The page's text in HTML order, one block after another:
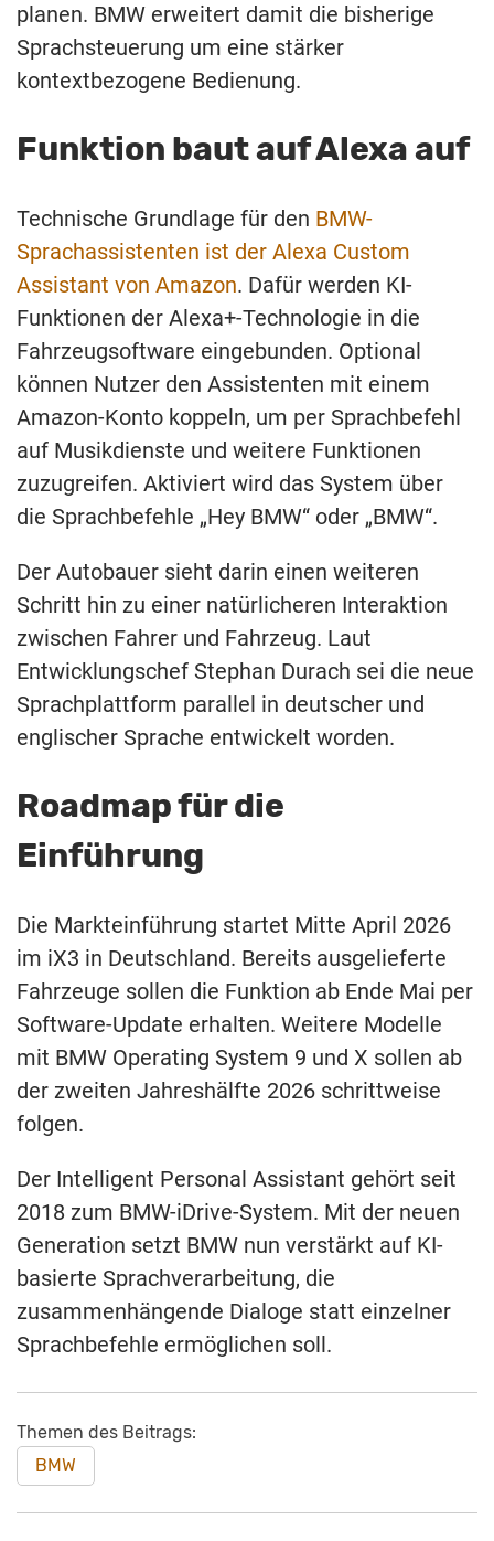
planen. BMW erweitert damit die bisherige
Sprachsteuerung um eine stärker
kontextbezogene Bedienung.
Funktion baut auf Alexa auf
Technische Grundlage für den BMW-
Sprachassistenten ist der Alexa Custom
Assistant von Amazon. Dafür werden KI-
Funktionen der Alexa+-Technologie in die
Fahrzeugsoftware eingebunden. Optional
können Nutzer den Assistenten mit einem
Amazon-Konto koppeln, um per Sprachbefehl
auf Musikdienste und weitere Funktionen
zuzugreifen. Aktiviert wird das System über
die Sprachbefehle „Hey BMW“ oder „BMW“.
Der Autobauer sieht darin einen weiteren
Schritt hin zu einer natürlicheren Interaktion
zwischen Fahrer und Fahrzeug. Laut
Entwicklungschef Stephan Durach sei die neue
Sprachplattform parallel in deutscher und
englischer Sprache entwickelt worden.
Roadmap für die
Einführung
Die Markteinführung startet Mitte April 2026
im iX3 in Deutschland. Bereits ausgelieferte
Fahrzeuge sollen die Funktion ab Ende Mai per
Software-Update erhalten. Weitere Modelle
mit BMW Operating System 9 und X sollen ab
der zweiten Jahreshälfte 2026 schrittweise
folgen.
Der Intelligent Personal Assistant gehört seit
2018 zum BMW-iDrive-System. Mit der neuen
Generation setzt BMW nun verstärkt auf KI-
basierte Sprachverarbeitung, die
zusammenhängende Dialoge statt einzelner
Sprachbefehle ermöglichen soll.
Themen des Beitrags:
BMW